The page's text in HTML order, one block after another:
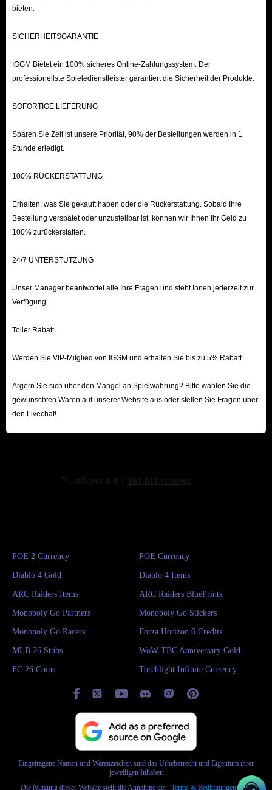
Sie den gewünschten Account aus und klicken Sie auf „Zur Kasse“.
„Jetzt bezahlen“.
bieten.
SICHERHEITSGARANTIE
IGGM Bietet ein 100% sicheres Online-Zahlungssystem. Der
professionellste Spieledienstleister garantiert die Sicherheit der Produkte.
SOFORTIGE LIEFERUNG
Sparen Sie Zeit ist unsere Priorität, 90% der Bestellungen werden in 1
Stunde erledigt.
100% RÜCKERSTATTUNG
Erhalten, was Sie gekauft haben oder die Rückerstattung. Sobald Ihre
Bestellung verspätet oder unzustellbar ist, können wir Ihnen Ihr Geld zu
100% zurückerstatten.
24/7 UNTERSTÜTZUNG
Unser Manager beantwortet alle Ihre Fragen und steht Ihnen jederzeit zur
Verfügung.
Toller Rabatt
Werden Sie VIP-Mitglied von IGGM und erhalten Sie bis zu 5% Rabatt.
Ärgern Sie sich über den Mangel an Spielwährung? Bitte wählen Sie die
gewünschten Waren auf unserer Website aus oder stellen Sie Fragen über
den Livechat!
POE 2 Currency POE Currency
Diablo 4 Gold Diablo 4 Items
ARC Raiders Items ARC Raiders BluePrints
Monopoly Go Partners Monopoly Go Stickers
Monopoly Go Racers Forza Horizon 6 Credits
MLB 26 Stubs WoW TBC Anniversary Gold
FC 26 Coins Torchlight Infinite Currency
Eingetragene Namen und Warenzeichen sind das Urheberrecht und Eigentum ihrer
jeweiligen Inhaber.
Die Nutzung dieser Website stellt die Annahme der Terms & Bedingungen und